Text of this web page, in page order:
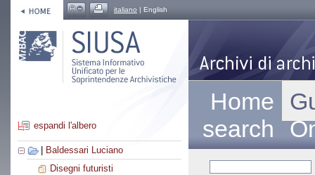
italiano | English
espandi l'albero
Baldessari Luciano
Disegni futuristi
Home
search